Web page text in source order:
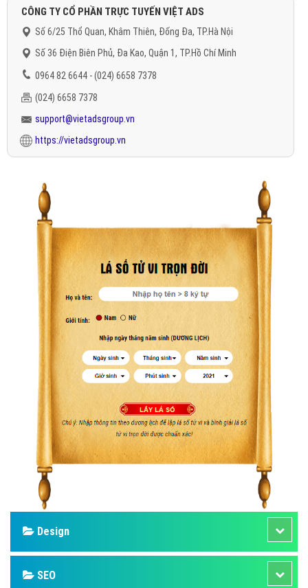
CÔNG TY CỔ PHẦN TRỰC TUYẾN VIỆT ADS
Số 6/25 Thổ Quan, Khâm Thiên, Đống Đa, TP.Hà Nội
Số 36 Điện Biên Phủ, Đa Kao, Quận 1, TP.Hồ Chí Minh
0964 82 6644 - (024) 6658 7378
(024) 6658 7378
support@vietadsgroup.vn
https://vietadsgroup.vn
Design
SEO